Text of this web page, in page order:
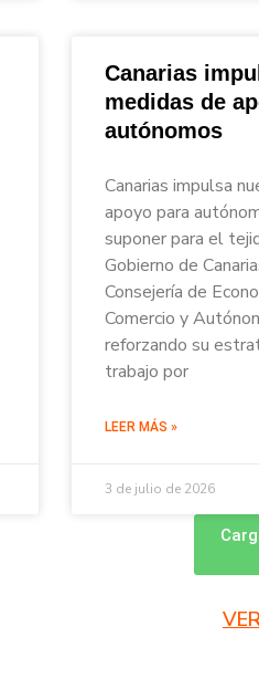
Canarias
medidas de
autónomos
Canarias impulsa
apoyo para
suponer para el
Gobierno de
Consejería de
Comercio y
reforzando su
trabajo por
LEER MÁS »
3 de julio de 2026